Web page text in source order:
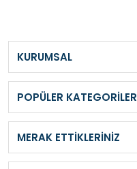
KURUMSAL
POPÜLER KATEGORİLER
MERAK ETTİKLERİNİZ